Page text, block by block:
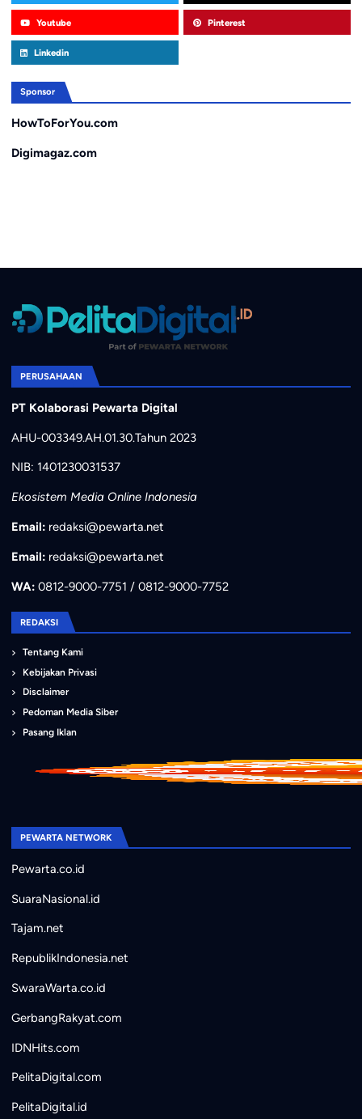
Youtube Pinterest
Linkedin
Sponsor
HowToForYou.com
Digimagaz.com
PERUSAHAAN
PT Kolaborasi Pewarta Digital
AHU-003349.AH.01.30.Tahun 2023
NIB: 1401230031537
Ekosistem Media Online Indonesia
Email: redaksi@pewarta.net
Email: redaksi@pewarta.net
WA:0812-9000-7751 / 0812-9000-7752
REDAKSI
Tentang Kami
Kebijakan Privasi
Disclaimer
Pedoman Media Siber
Pasang Iklan
PEWARTA NETWORK
Pewarta.co.id
SuaraNasional.id
Tajam.net
RepublikIndonesia.net
SwaraWarta.co.id
GerbangRakyat.com
IDNHits.com
PelitaDigital.com
PelitaDigital.id